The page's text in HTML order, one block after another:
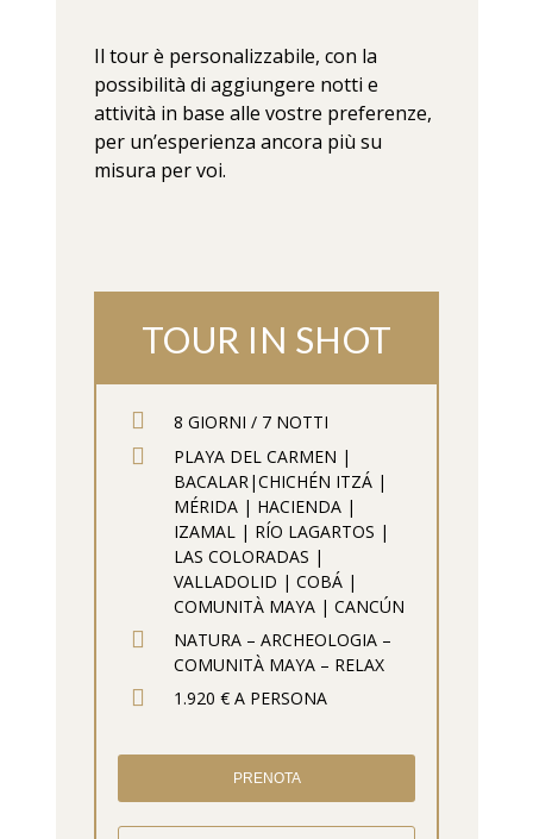
Il tour è personalizzabile, con la
possibilità di aggiungere notti e
attività in base alle vostre preferenze,
per un’esperienza ancora più su
misura per voi.
TOUR IN SHOT
8 GIORNI / 7 NOTTI
PLAYA DEL CARMEN |
BACALAR|CHICHÉN ITZÁ |
MÉRIDA | HACIENDA |
IZAMAL | RÍO LAGARTOS |
LAS COLORADAS |
VALLADOLID | COBÁ |
COMUNITÀ MAYA | CANCÚN
NATURA – ARCHEOLOGIA –
COMUNITÀ MAYA – RELAX
1.920 € A PERSONA
PRENOTA